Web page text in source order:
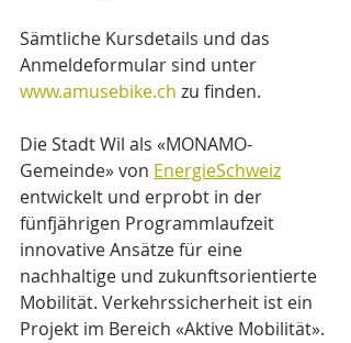
Sämtliche Kursdetails und das
Anmeldeformular sind unter
www.amusebike.ch zu finden.
Die Stadt Wil als «MONAMO-
Gemeinde» von EnergieSchweiz
entwickelt und erprobt in der
fünfjährigen Programmlaufzeit
innovative Ansätze für eine
nachhaltige und zukunftsorientierte
Mobilität. Verkehrssicherheit ist ein
Projekt im Bereich «Aktive Mobilität».